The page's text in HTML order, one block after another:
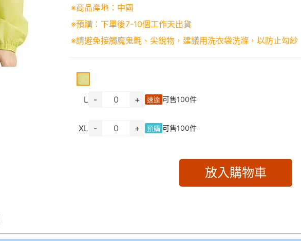
※商品產地：中國
※預購：下單後7-10個工作天出貨
※請避免接觸魔鬼氈、尖銳物，建議用洗衣袋洗滌，以防止勾紗
L - + 速達 可售100件
XL - + 預購 可售100件
放入購物車